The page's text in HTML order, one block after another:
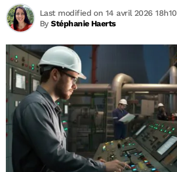
ByStéphanie Haerts
Last modified on 14 avril 2026 18h10